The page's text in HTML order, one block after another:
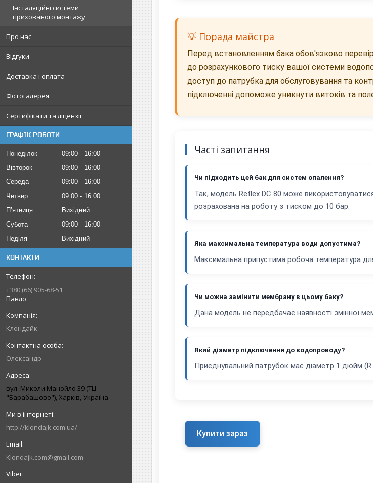
Інсталяційні системи
прихованого монтажу
Про нас
Відгуки
Доставка і оплата
Фотогалерея
Сертифікати та ліцензії
ГРАФІК РОБОТИ
Понеділок 09:00
16:00
Вівторок
09:00
16:00
Середа
09:00
16:00
Четвер
09:00
16:00
Пʼятниця
Вихідний
Субота
09:00
16:00
Неділя
Вихідний
КОНТАКТИ
+380 (66) 905-68-51
Павло
Клондайк
Олександр
вул. Миколи Манойло 39 (ТЦ
"Барабашово"), Харків, Україна
http://klondajk.com.ua/
Klondajk.com@gmail.com
💡 Порада майстра
Перед встановленням бака обов'язково
до розрахункового тиску вашої системи
доступ до патрубка для обслуговування та
підключенні допоможе уникнути витоків та
Часті запитання
Чи підходить цей бак для систем опалення?
Так, модель Reflex DC 80 може
розрахована на роботу з тиском до 10 бар.
Яка максимальна температура води допустима?
Максимальна припустима робоча температура
Чи можна замінити мембрану в цьому баку?
Дана модель не передбачає наявності змінної
Який діаметр підключення до водопроводу?
Приєднувальний патрубок має діаметр 1 дюйм (R
Купити зараз